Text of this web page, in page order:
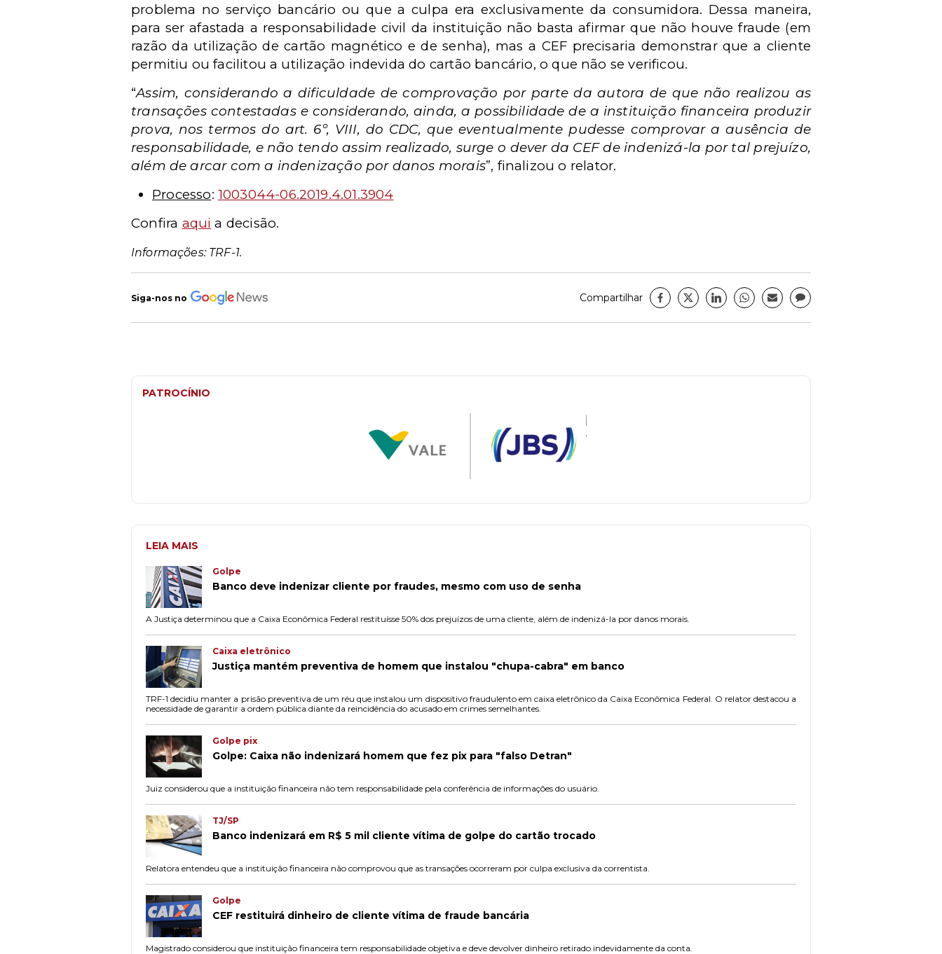
problema no serviço bancário ou que a culpa era exclusivamente da consumidora. Dessa maneira,
para ser afastada a responsabilidade civil da instituição não basta afirmar que não houve fraude (em
razão da utilização de cartão magnético e de senha), mas a CEF precisaria demonstrar que a cliente
permitiu ou facilitou a utilização indevida do cartão bancário, o que não se verificou.
“Assim, considerando a dificuldade de comprovação por parte da autora de que não realizou as
transações contestadas e considerando, ainda, a possibilidade de a instituição financeira produzir
prova, nos termos do art. 6º, VIII, do CDC, que eventualmente pudesse comprovar a ausência de
responsabilidade, e não tendo assim realizado, surge o dever da CEF de indenizá-la por tal prejuízo,
além de arcar com a indenização por danos morais”, finalizou o relator.
Processo: 1003044-06.2019.4.01.3904
Confira aqui a decisão.
Informações: TRF-1.
Siga-nos no Compartilhar
PATROCÍNIO
LEIA MAIS
Golpe
Banco deve indenizar cliente por fraudes, mesmo com uso de senha
A Justiça determinou que a Caixa Econômica Federal restituísse 50% dos prejuízos de uma cliente, além de indenizá-la por danos morais.
Caixa eletrônico
Justiça mantém preventiva de homem que instalou "chupa-cabra" em banco
TRF-1 decidiu manter a prisão preventiva de um réu que instalou um dispositivo fraudulento em caixa eletrônico da Caixa Econômica Federal. O relator destacou a
necessidade de garantir a ordem pública diante da reincidência do acusado em crimes semelhantes.
Golpe pix
Golpe: Caixa não indenizará homem que fez pix para "falso Detran"
Juiz considerou que a instituição financeira não tem responsabilidade pela conferência de informações do usuário.
TJ/SP
Banco indenizará em R$ 5 mil cliente vítima de golpe do cartão trocado
Relatora entendeu que a instituição financeira não comprovou que as transações ocorreram por culpa exclusiva da correntista.
Golpe
CEF restituirá dinheiro de cliente vítima de fraude bancária
Magistrado considerou que instituição financeira tem responsabilidade objetiva e deve devolver dinheiro retirado indevidamente da conta.